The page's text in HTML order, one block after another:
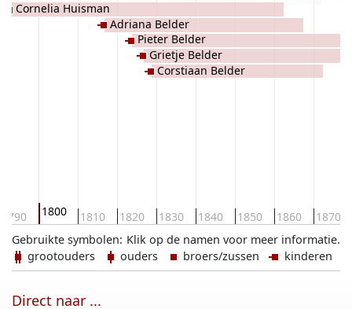
1790 1800 1810 1820 1830 1840 1850 1860 1870
Cornelia Huisman
Adriana Belder
Pieter Belder
Grietje Belder
Corstiaan Belder
Klik op de namen voor meer informatie.
Gebruikte symbolen:
grootouders
ouders broers/zussen kinderen
Direct naar ...